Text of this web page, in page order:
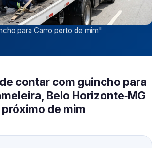
para Carro perto de mim"
contar com guincho para
Belo Horizonte‑MG
próximo de mim